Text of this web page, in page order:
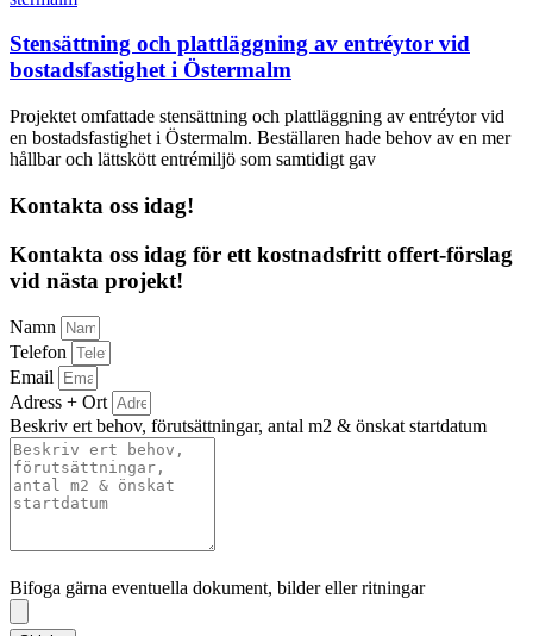
Stensättning och plattläggning av entréytor vid
bostadsfastighet i Östermalm
Projektet omfattade stensättning och plattläggning av entréytor vid
en bostadsfastighet i Östermalm. Beställaren hade behov av en mer
hållbar och lättskött entrémiljö som samtidigt gav
Kontakta oss idag!
Kontakta oss idag för ett kostnadsfritt offert-förslag
vid nästa projekt!
Namn
Telefon
Email
Adress + Ort
Beskriv ert behov, förutsättningar, antal m2 & önskat startdatum
Bifoga gärna eventuella dokument, bilder eller ritningar